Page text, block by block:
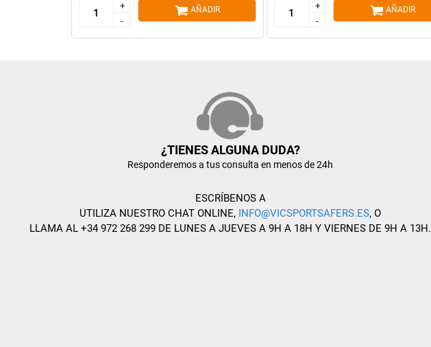
+
-
+
-
AÑADIR
+
-
+
-
AÑADIR
¿TIENES ALGUNA DUDA?
Responderemos a tus consulta en menos de 24h
ESCRÍBENOS A
UTILIZA NUESTRO CHAT ONLINE, INFO@VICSPORTSAFERS.ES, O
LLAMA AL +34 972 268 299 DE LUNES A JUEVES A 9H A 18H Y VIERNES DE 9H A 13H.